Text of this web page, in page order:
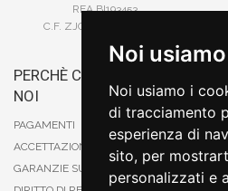
Noi
Noi usiamo i
di tracciamento
esperienza di
sito, per
personalizzati e
REA BI193453
C.F. ZJOSFN73H14A859X
PERCHÈ COMPRARE DA
NOI
PAGAMENTI
ACCETTAZIONE DEGLI ORDINI
GARANZIE SUI PRODOTTI